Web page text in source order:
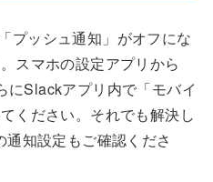
プッシュ通知」がオフにな
スマホの設定アプリから
Slackアプリ内で「モバイ
ください。それでも解決し
知設定もご確認くださ